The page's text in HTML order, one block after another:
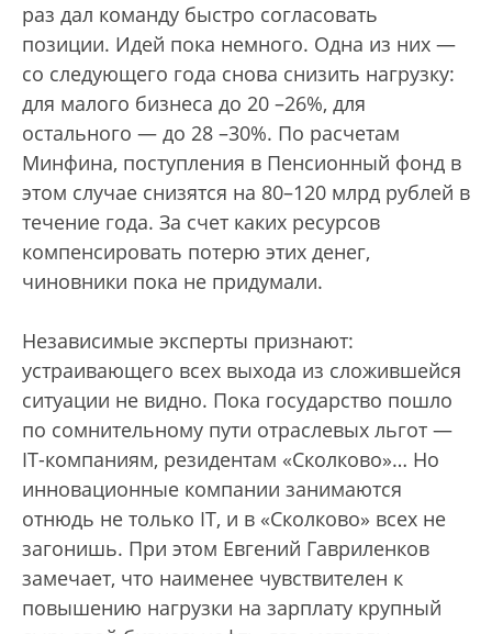
раз дал команду быстро согласовать
позиции. Идей пока немного. Одна из них —
со следующего года снова снизить нагрузку:
для малого бизнеса до 20 –26%, для
остального — до 28 –30%. По расчетам
Минфина, поступления в Пенсионный фонд в
этом случае снизятся на 80–120 млрд рублей в
течение года. За счет каких ресурсов
компенсировать потерю этих денег,
чиновники пока не придумали.
Независимые эксперты признают:
устраивающего всех выхода из сложившейся
ситуации не видно. Пока государство пошло
по сомнительному пути отраслевых льгот —
IT-компаниям, резидентам «Сколково»… Но
инновационные компании занимаются
отнюдь не только IT, и в «Сколково» всех не
загонишь. При этом Евгений Гавриленков
замечает, что наименее чувствителен к
повышению нагрузки на зарплату крупный